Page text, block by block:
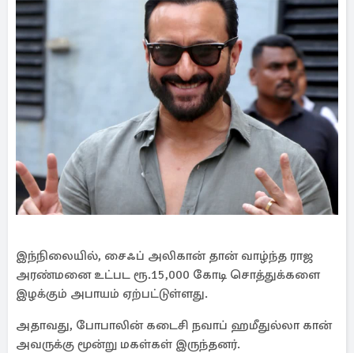
இந்நிலையில், சைஃப் அலிகான் தான் வாழ்ந்த ராஜ
அரண்மனை உட்பட ரூ.15,000 கோடி சொத்துக்களை
இழக்கும் அபாயம் ஏற்பட்டுள்ளது.
அதாவது, போபாலின் கடைசி நவாப் ஹமீதுல்லா கான்
அவருக்கு மூன்று மகள்கள் இருந்தனர்.